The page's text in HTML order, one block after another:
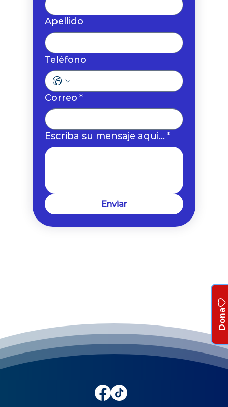
Apellido
Teléfono
Correo *
Escriba su mensaje aqui...*
Enviar
Dona